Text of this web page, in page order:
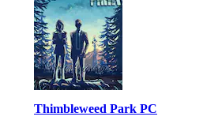
Thimbleweed Park PC